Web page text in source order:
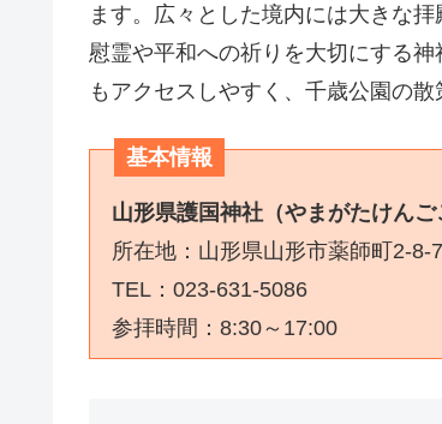
ます。広々とした境内には大きな
慰霊や平和への祈りを大切にする
もアクセスしやすく、千歳公園の
基本情報
山形県護国神社（やまがたけんご
所在地：山形県山形市薬師町2-8-
TEL：023-631-5086
参拝時間：8:30～17:00